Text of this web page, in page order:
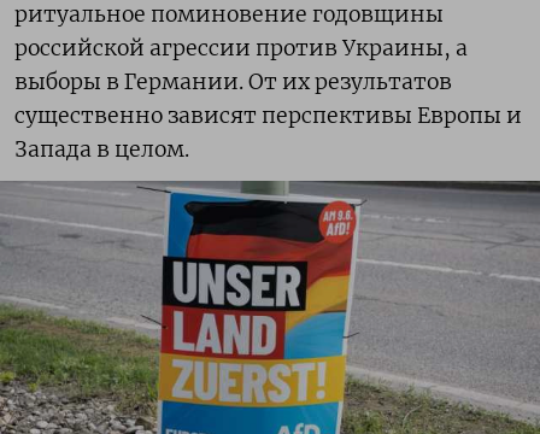
ритуальное поминовение годовщины
российской агрессии против Украины, а
выборы в Германии. От их результатов
существенно зависят перспективы Европы и
Запада в целом.